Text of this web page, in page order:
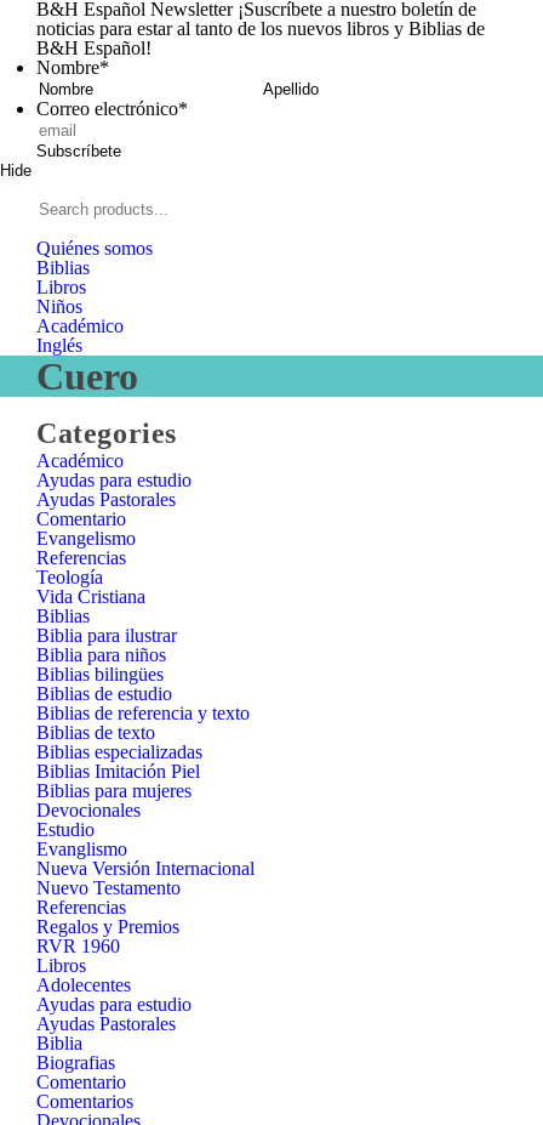
B&H Español Newsletter ¡Suscríbete a nuestro boletín de
noticias para estar al tanto de los nuevos libros y Biblias de
B&H Español!
Nombre*
Nombre
Correo electrónico*
Subscríbete
Hide
Español
Quiénes somos
Biblias
Libros
Niños
Académico
Inglés
Cuero
Close
Categories
Categories
Académico
Ayudas para estudio
Ayudas Pastorales
Comentario
Evangelismo
Referencias
Teología
Vida Cristiana
Biblias
Biblia para ilustrar
Biblia para niños
Biblias bilingües
Biblias de estudio
Biblias de referencia y texto
Biblias de texto
Biblias especializadas
Biblias Imitación Piel
Biblias para mujeres
Devocionales
Estudio
Evanglismo
Nueva Versión Internacional
Nuevo Testamento
Referencias
Regalos y Premios
RVR 1960
Libros
Adolecentes
Ayudas para estudio
Ayudas Pastorales
Biblia
Biografias
Comentario
Comentarios